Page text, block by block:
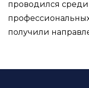
проводился
получили